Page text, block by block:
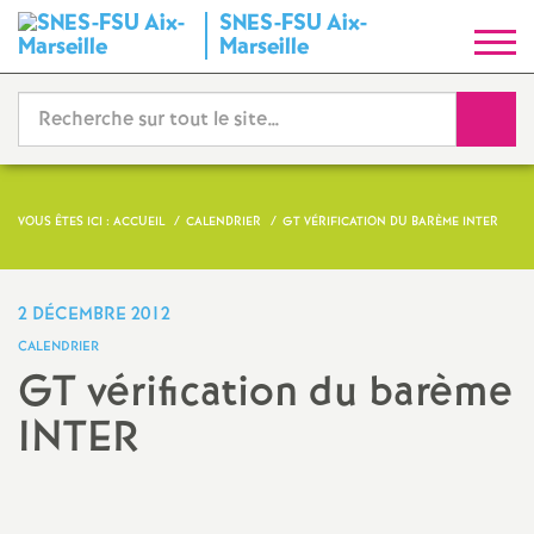
SNES-FSU Aix-
Marseille
y
n
d
i
a
VOUS ÊTES ICI : ACCUEIL CALENDRIER GT VÉRIFICATION DU BARÈME INTER
2 DÉCEMBRE 2012
CALENDRIER
GT vérification du barème
INTER